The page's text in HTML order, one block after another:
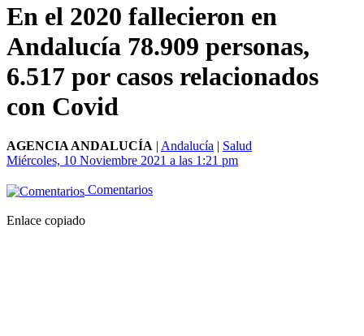
En el 2020 fallecieron en
Andalucía 78.909 personas,
6.517 por casos relacionados
con Covid
AGENCIA ANDALUCÍA | Andalucía | Salud
Miércoles, 10 Noviembre 2021 a las 1:21 pm
Comentarios
Enlace copiado